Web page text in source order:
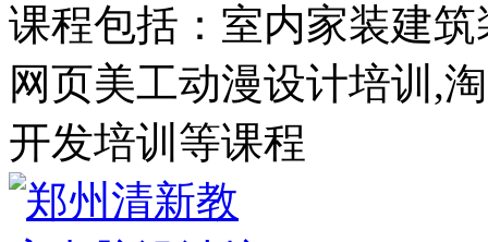
课程包括：室内家装建
网页美工动漫设计培训,
开发培训等课程